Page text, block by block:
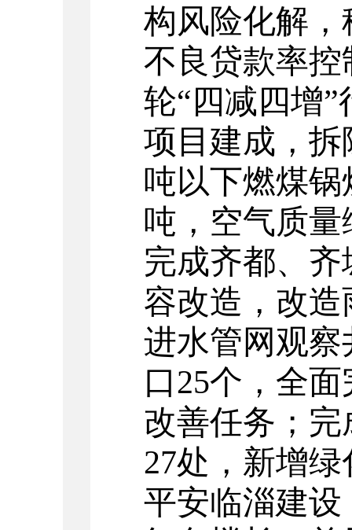
构风险化解，
不良贷款率控
轮“四减四增”
项目 建成， 拆
吨以下燃煤锅
吨， 空气质量
完成齐都、
容改造 ， 改造
进水管网观察
口25个，全
改善任务； 完
27处，新增
平安临淄建设